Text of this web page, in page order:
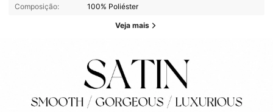
Composição: 100% Poliéster
Veja mais